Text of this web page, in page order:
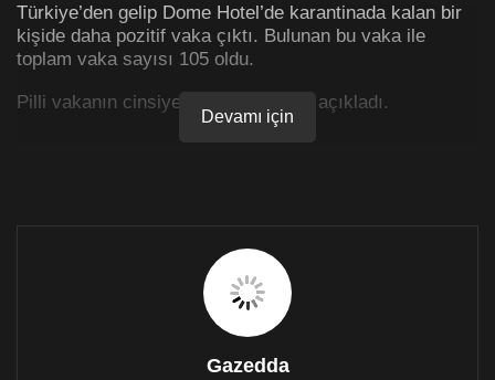
Türkiye’den gelip Dome Hotel’de karantinada kalan bir
kişide daha pozitif vaka çıktı. Bulunan bu vaka ile
toplam vaka sayısı 105 oldu.
Pilli vakanın cinsiyetini kadın olarak açıkladı.
Devamı için
Gazedda